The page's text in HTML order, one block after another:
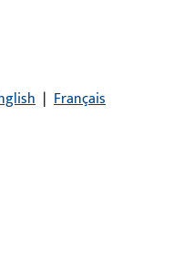
k dispozici následující
| Rohový protiplech |
| SICHERH.-W.350
| Français